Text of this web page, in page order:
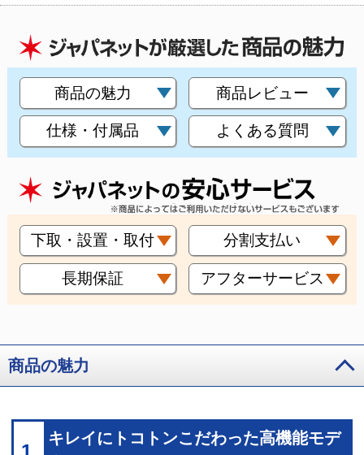
商品の魅力 商品レビュー
仕様・付属品 よくある質問
下取・設置・取付 分割支払い
長期保証 アフターサービス
商品の魅力
キレイにトコトンこだわった高機能モデ